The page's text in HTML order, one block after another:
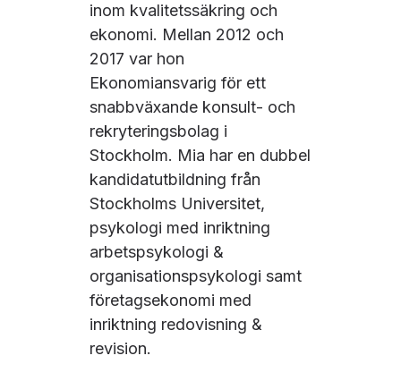
inom kvalitetssäkring och
ekonomi. Mellan 2012 och
2017 var hon
Ekonomiansvarig för ett
snabbväxande konsult- och
rekryteringsbolag i
Stockholm. Mia har en dubbel
kandidatutbildning från
Stockholms Universitet,
psykologi med inriktning
arbetspsykologi &
organisationspsykologi samt
företagsekonomi med
inriktning redovisning &
revision.